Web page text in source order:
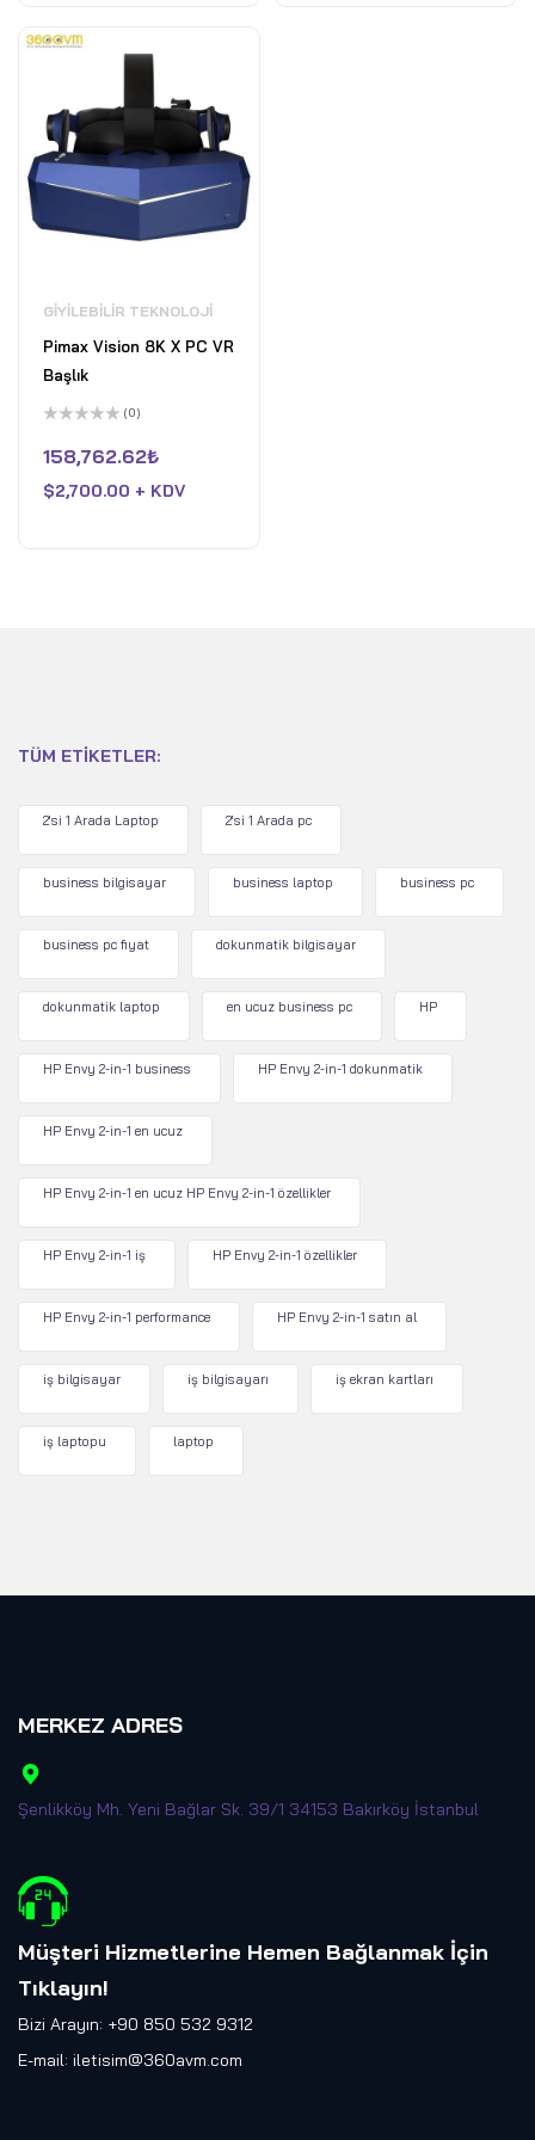
GIYILEBILIR TEKNOLOJI
Pimax Vision 8K X PC VR
Başlık
üzerinden
0
aldı
(0)
158,762.62₺
$2,700.00 + KDV
TÜM ETIKETLER:
2'si 1 Arada Laptop 2'si 1 Arada pc
business bilgisayar business laptop business pc
business pc fiyat dokunmatik bilgisayar
dokunmatik laptop en ucuz business pc HP
HP Envy 2-in-1 business HP Envy 2-in-1 dokunmatik
HP Envy 2-in-1 en ucuz
HP Envy 2-in-1 en ucuz HP Envy 2-in-1 özellikler
HP Envy 2-in-1 iş HP Envy 2-in-1 özellikler
HP Envy 2-in-1 performance HP Envy 2-in-1 satın al
iş bilgisayar iş bilgisayarı iş ekran kartları
iş laptopu laptop
MERKEZ ADRES
Şenlikköy Mh. Yeni Bağlar Sk. 39/1 34153 Bakırköy İstanbul
Müşteri Hizmetlerine Hemen Bağlanmak İçin
Tıklayın!
Bizi Arayın: +90 850 532 9312
E-mail: iletisim@360avm.com